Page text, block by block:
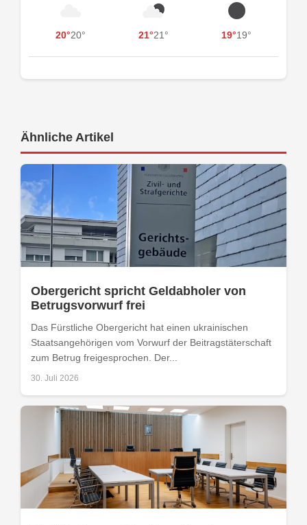
20°20° 21°21° 19°19°
Ähnliche Artikel
Obergericht spricht Geldabholer von
Betrugsvorwurf frei
Das Fürstliche Obergericht hat einen ukrainischen
Staatsangehörigen vom Vorwurf der Beitragstäterschaft
zum Betrug freigesprochen. Der...
30. Juli 2026